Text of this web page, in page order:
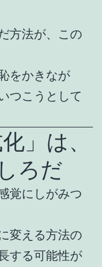
方法が、この
をかきなが
つこうとして
」は、
ろだ
覚にしがみつ
変える方法の
する可能性が